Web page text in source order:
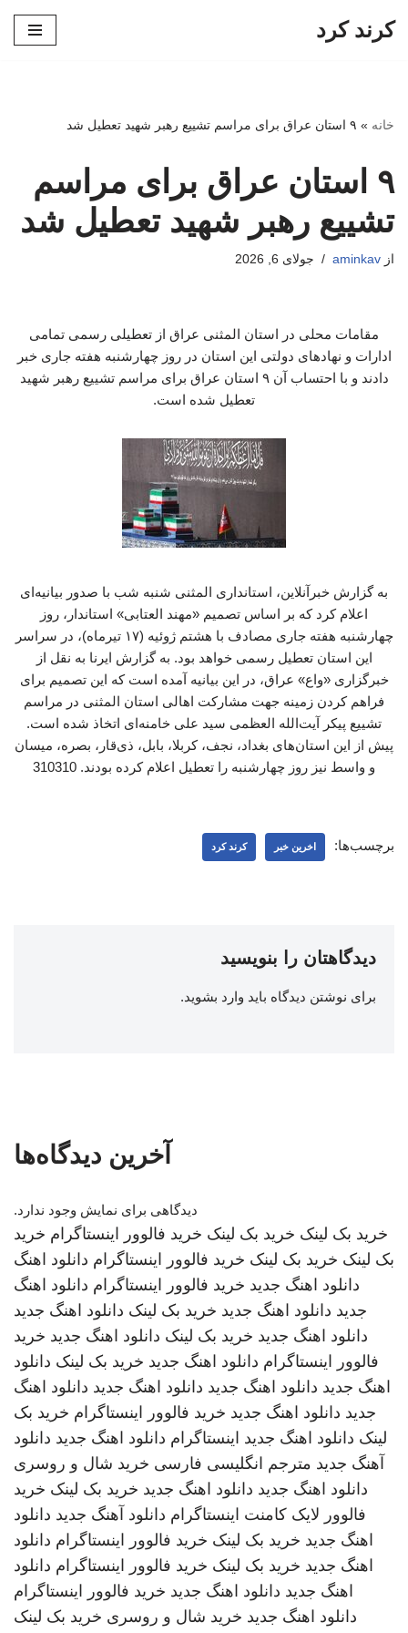
کرند کرد
خانه » ۹ استان عراق برای مراسم تشییع رهبر شهید تعطیل شد
۹ استان عراق برای مراسم
تشییع رهبر شهید تعطیل شد
از aminkav جولای 6, 2026
مقامات محلی در استان المثنی عراق از تعطیلی رسمی تمامی
ادارات و نهادهای دولتی این استان در روز چهارشنبه هفته جاری خبر
دادند و با احتساب آن ۹ استان عراق برای مراسم تشییع رهبر شهید
تعطیل شده است.
به گزارش خبرآنلاین، استانداری المثنی شنبه شب با صدور بیانیه‌ای
اعلام کرد که بر اساس تصمیم «مهند العتابی» استاندار، روز
چهارشنبه هفته جاری مصادف با هشتم ژوئیه (۱۷ تیرماه)، در سراسر
این استان تعطیل رسمی خواهد بود. به گزارش ایرنا به نقل از
خبرگزاری «واع» عراق، در این بیانیه آمده است که این تصمیم برای
فراهم کردن زمینه جهت مشارکت اهالی استان المثنی در مراسم
تشییع پیکر آیت‌الله العظمی سید علی خامنه‌ای اتخاذ شده است.
پیش از این استان‌های بغداد، نجف، کربلا، بابل، ذی‌قار، بصره، میسان
و واسط نیز روز چهارشنبه را تعطیل اعلام کرده بودند. 310310
برچسب‌ها: اخرین خبر کرند کرد
دیدگاهتان را بنویسید
برای نوشتن دیدگاه باید وارد بشوید.
آخرین دیدگاه‌ها
دیدگاهی برای نمایش وجود ندارد.
خرید بک لینک خرید بک لینک خرید فالوور اینستاگرام خرید
بک لینک خرید بک لینک خرید فالوور اینستاگرام دانلود اهنگ
دانلود اهنگ جدید خرید فالوور اینستاگرام دانلود اهنگ
جدید دانلود اهنگ جدید خرید بک لینک دانلود اهنگ جدید
دانلود اهنگ جدید خرید بک لینک دانلود اهنگ جدید خرید
فالوور اینستاگرام دانلود اهنگ جدید خرید بک لینک دانلود
اهنگ جدید دانلود اهنگ جدید دانلود اهنگ جدید دانلود اهنگ
جدید دانلود اهنگ جدید خرید فالوور اینستاگرام خرید بک
لینک دانلود اهنگ جدید اینستاگرام دانلود اهنگ جدید دانلود
آهنگ جدید مترجم انگلیسی فارسی خرید شال و روسری
دانلود اهنگ جدید دانلود اهنگ جدید خرید بک لینک خرید
فالوور لایک کامنت اینستاگرام دانلود آهنگ جدید دانلود
اهنگ جدید خرید بک لینک خرید فالوور اینستاگرام دانلود
اهنگ جدید خرید بک لینک خرید فالوور اینستاگرام دانلود
اهنگ جدید دانلود اهنگ جدید خرید فالوور اینستاگرام
دانلود اهنگ جدید خرید شال و روسری خرید بک لینک